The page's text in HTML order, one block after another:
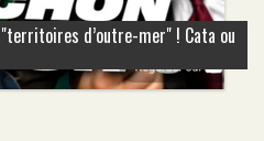
d’outre-mer" ! Cata ou